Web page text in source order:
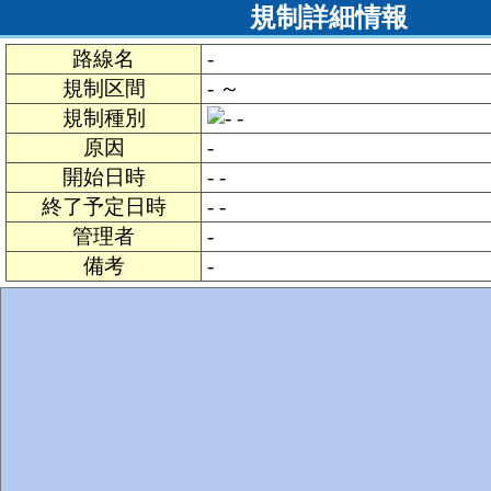
規制詳細情報
路線名
-
規制区間
- ～
規制種別
-
原因
-
開始日時
- -
終了予定日時
- -
管理者
-
備考
-